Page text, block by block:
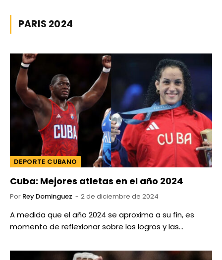
PARIS 2024
DEPORTE CUBANO
Cuba: Mejores atletas en el año 2024
Por Rey Dominguez 2 de diciembre de 2024
A medida que el año 2024 se aproxima a su fin, es
momento de reflexionar sobre los logros y las…